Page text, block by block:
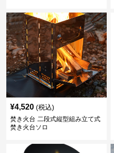
¥4,520 (税込)
焚き火台 二段式縦型組み立て式
焚き火台ソロ